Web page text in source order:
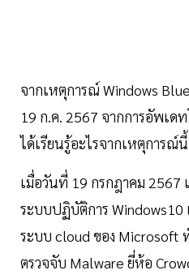
จากเหตุการณ์ Windows
19 ก.ค. 2567 จากการอัพเด
ได้เรียนรู้อะไรจากเหตุการณ์นี้
เมื่อวันที่ 19 กรกฎาคม 2567
ระบบปฏิบัติการ
ระบบ cloud ของ Microsoft
ตรวจจับ Malware ยี่ห้อ